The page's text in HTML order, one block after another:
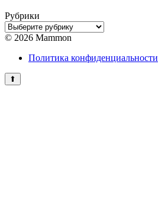
Рубрики
Рубрики
© 2026 Mammon
Политика конфиденциальности